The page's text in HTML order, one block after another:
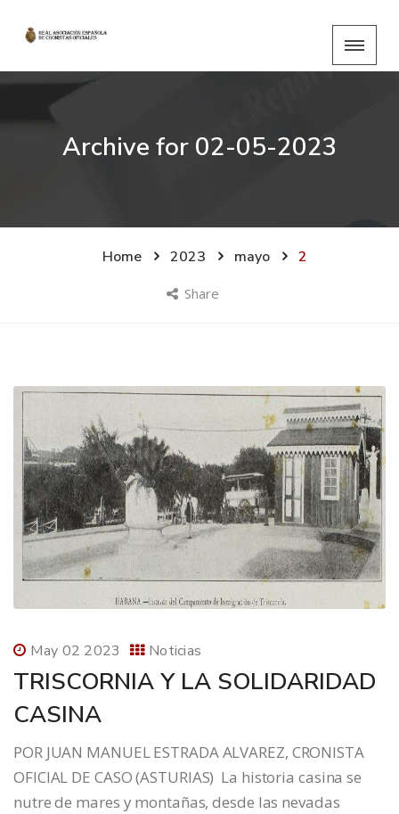
Archive for 02-05-2023
Home 2023 mayo 2
Share
May 02 2023 Noticias
TRISCORNIA Y LA SOLIDARIDAD
CASINA
POR JUAN MANUEL ESTRADA ALVAREZ, CRONISTA
OFICIAL DE CASO (ASTURIAS) La historia casina se
nutre de mares y montañas, desde las nevadas